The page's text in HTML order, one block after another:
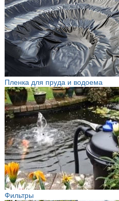
Пленка для пруда и водоема
Фильтры